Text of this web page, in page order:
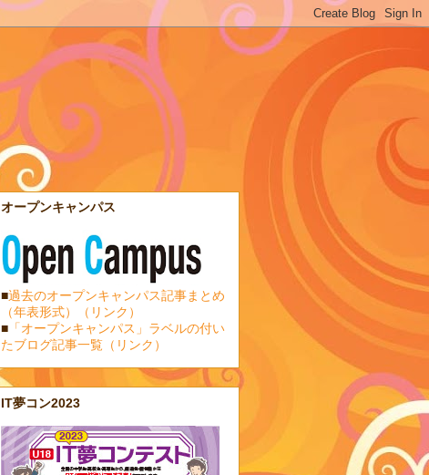
オープンキャンパス
■過去のオープンキャンパス記事まとめ
（年表形式）（リンク）
■ 「オープンキャンパス」ラベルの付い
たブログ記事一覧（リンク）
IT夢コン2023